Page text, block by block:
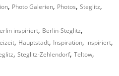
, Photo Galerien, Photos,Steglitz,
inspiriert, Berlin-Steglitz,
, Hauptstadt, Inspiration, inspiriert,
,Steglitz-Zehlendorf,Teltow,